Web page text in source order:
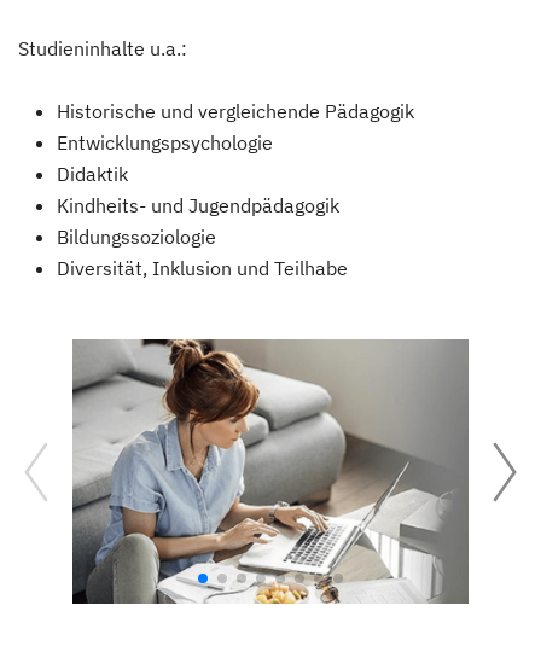
Studieninhalte u.a.:
Historische und vergleichende Pädagogik
Entwicklungspsychologie
Didaktik
Kindheits- und Jugendpädagogik
Bildungssoziologie
Diversität, Inklusion und Teilhabe